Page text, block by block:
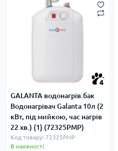
4
GALANTA водонагрів.бак
Водонагрівач Galanta 10л (2
кВт, під мийкою, час нагрів
22 хв.) {1} (72325PMP)
Код товару: 72325PMP
В наявності